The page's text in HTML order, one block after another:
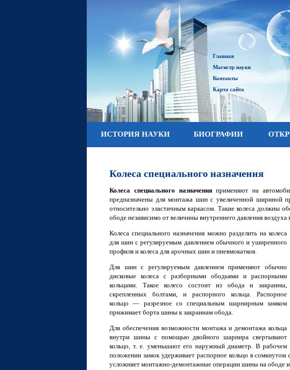
Главная
Магистр науки
Контакты
Карта сайта
ИСТОРИЯ НАУКИ БИОГРАФИИ
Колеса специального назначения
Колеса специального назначенияприменяют на
предназначены для монтажа шин с увеличенной шириной
относительно эластичным каркасом. Такие колеса должны
ободе независимо от величины внутреннего давления воздуха
Колеса специального назначения можно разделить на колеса
для шин с регулируемым давлением обычного и уширенного
профиля и колеса для арочных шин и пневмокатков.
Для шин с регулируемым давлением применяют обычно
дисковые колеса с разборными ободьями и распорными
кольцами. Такое колесо состоит из обода и закраины,
скрепленных болтами, и распорного кольца. Распорное
кольцо — разрезное со специальным шарнирным замком
прижимает борта шины к закраинам обода.
Для обеспечения возможности монтажа и демонтажа кольца
внутри шины с помощью двойного шарнира свертывают
кольцо, т. е. уменьшают его наружный диаметр. В рабочем
положении замок удерживает распорное кольцо в сомкнутом
усложняет монтажно-демонтажные операции шины на ободе и